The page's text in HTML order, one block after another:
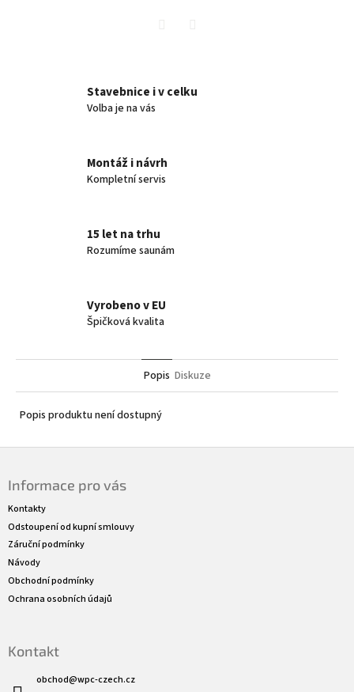
Stavebnice i v celku
Volba je na vás
Montáž i návrh
Kompletní servis
15 let na trhu
Rozumíme saunám
Vyrobeno v EU
Špičková kvalita
Popis Diskuze
Popis produktu není dostupný
Informace pro vás
Kontakty
Odstoupení od kupní smlouvy
Záruční podmínky
Návody
Obchodní podmínky
Ochrana osobních údajů
Kontakt
obchod@wpc-czech.cz